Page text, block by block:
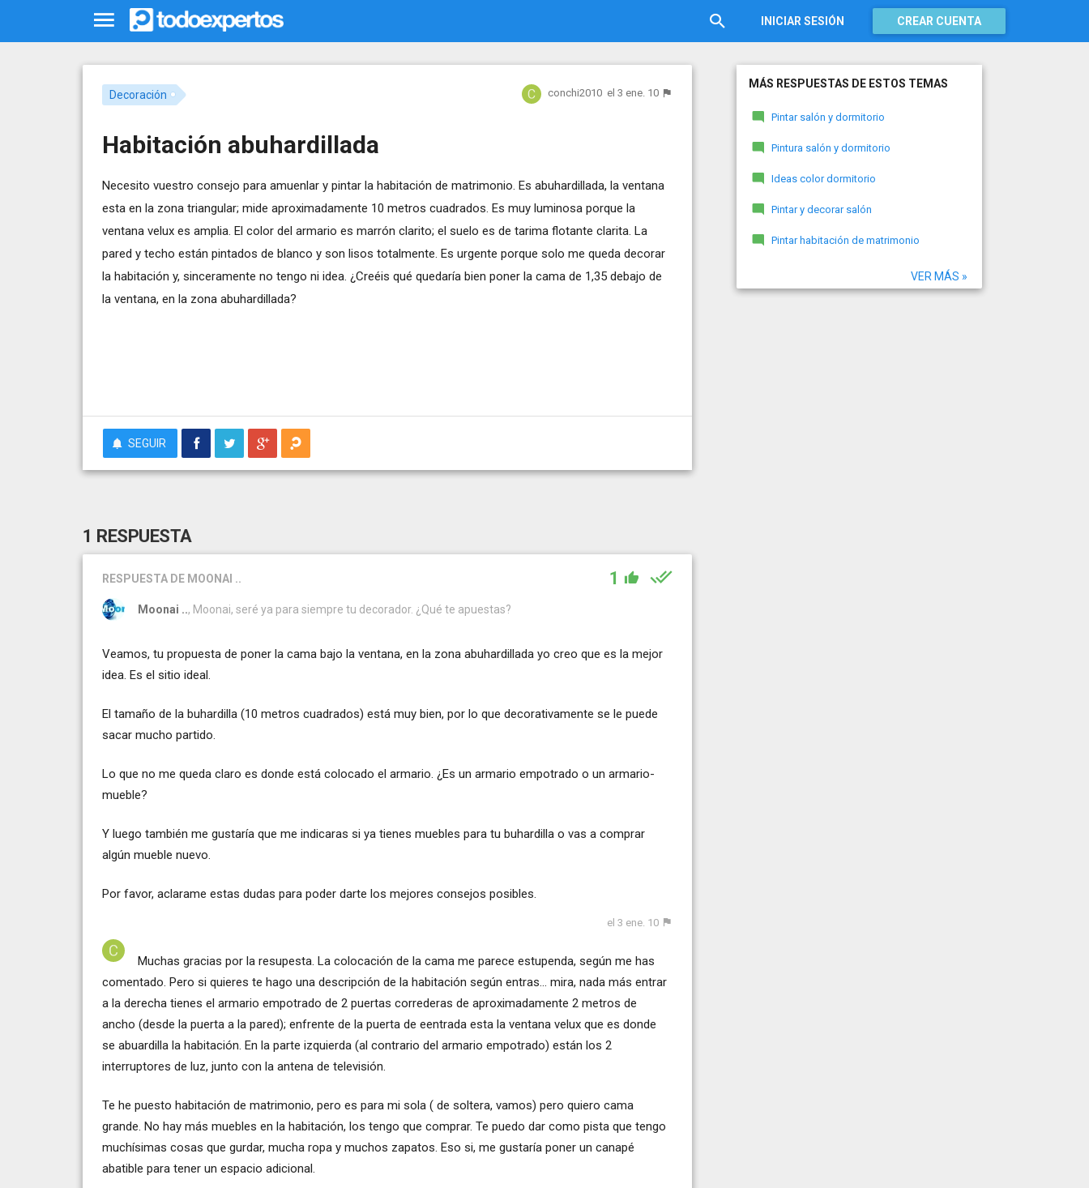
INICIAR SESIÓN CREAR CUENTA
Decoración conchi2010 el 3 ene. 10
Habitación abuhardillada
Necesito vuestro consejo para amuenlar y pintar la habitación de matrimonio. Es abuhardillada, la ventana
esta en la zona triangular; mide aproximadamente 10 metros cuadrados. Es muy luminosa porque la
ventana velux es amplia. El color del armario es marrón clarito; el suelo es de tarima flotante clarita. La
pared y techo están pintados de blanco y son lisos totalmente. Es urgente porque solo me queda decorar
la habitación y, sinceramente no tengo ni idea. ¿Creéis qué quedaría bien poner la cama de 1,35 debajo de
la ventana, en la zona abuhardillada?
SEGUIR
1 RESPUESTA
RESPUESTA DE MOONAI .. 1
Moonai .., Moonai, seré ya para siempre tu decorador. ¿Qué te apuestas?
Veamos, tu propuesta de poner la cama bajo la ventana, en la zona abuhardillada yo creo que es la mejor
idea. Es el sitio ideal.
El tamaño de la buhardilla (10 metros cuadrados) está muy bien, por lo que decorativamente se le puede
sacar mucho partido.
Lo que no me queda claro es donde está colocado el armario. ¿Es un armario empotrado o un armario-
mueble?
Y luego también me gustaría que me indicaras si ya tienes muebles para tu buhardilla o vas a comprar
algún mueble nuevo.
Por favor, aclarame estas dudas para poder darte los mejores consejos posibles.
el 3 ene. 10
Muchas gracias por la resupesta. La colocación de la cama me parece estupenda, según me has
comentado. Pero si quieres te hago una descripción de la habitación según entras... mira, nada más entrar
a la derecha tienes el armario empotrado de 2 puertas correderas de aproximadamente 2 metros de
ancho (desde la puerta a la pared); enfrente de la puerta de eentrada esta la ventana velux que es donde
se abuardilla la habitación. En la parte izquierda (al contrario del armario empotrado) están los 2
interruptores de luz, junto con la antena de televisión.
Te he puesto habitación de matrimonio, pero es para mi sola ( de soltera, vamos) pero quiero cama
grande. No hay más muebles en la habitación, los tengo que comprar. Te puedo dar como pista que tengo
muchísimas cosas que gurdar, mucha ropa y muchos zapatos. Eso si, me gustaría poner un canapé
abatible para tener un espacio adicional.
MÁS RESPUESTAS DE ESTOS TEMAS
Pintar salón y dormitorio
Pintura salón y dormitorio
Ideas color dormitorio
Pintar y decorar salón
Pintar habitación de matrimonio
VER MÁS »